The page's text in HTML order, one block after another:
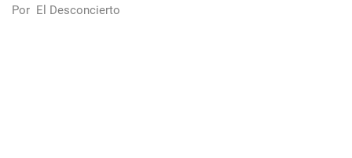
Por El Desconcierto